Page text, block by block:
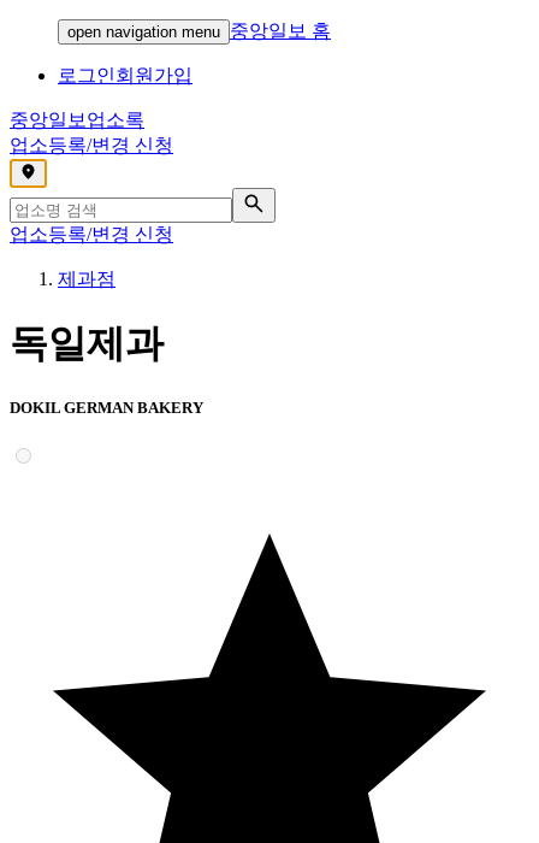
open navigation menu 중앙일보 홈
로그인회원가입
중앙일보 업소록
업소등록/변경 신청
,
업소등록/변경 신청
제과점
독일제과
DOKIL GERMAN BAKERY